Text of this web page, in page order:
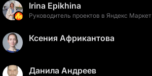
Irina Epikhina
Руководитель проектов в Яндекс Маркет
Ксения Африкантова
Данила Андреев